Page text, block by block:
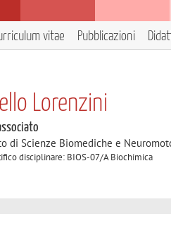
vitae Pubblicazioni
Lorenzini
di Scienze Biomediche e
disciplinare: BIOS-07/A Biochimica